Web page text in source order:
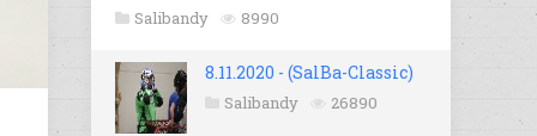
Salibandy 8990
8.11.2020 - (SalBa-Classic)
Salibandy 26890